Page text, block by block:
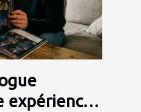
expérience